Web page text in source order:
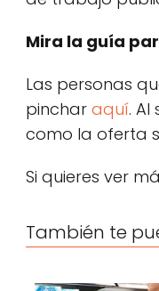
Mira la guía
Las personas
pinchar aquí.
como la oferta
Si quieres ver
También te